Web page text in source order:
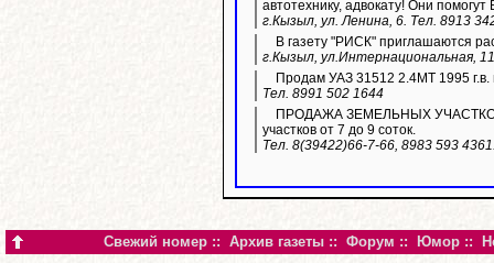
автотехнику, адвокату! Они
г.Кызыл, ул. Ленина, 6. Тел. 8913
В газету "РИСК" приглашаются
г.Кызыл, ул.Интернациональная,
Продам УАЗ 31512 2.4МТ 1995 г.в.
Тел. 8991 502 1644
ПРОДАЖА ЗЕМЕЛЬНЫХ УЧАСТКОВ
участков от 7 до 9 соток.
Тел. 8(39422)66-7-66, 8983 593
Свежий номер :: Архив газеты :: Форум :: Юмор ::